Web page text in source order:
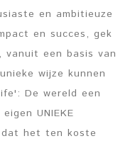
en ambitieuze
en succes, gek
een basis van
wijze kunnen
De wereld een
UNIEKE
dat het ten koste